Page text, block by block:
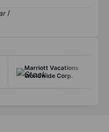
/
Marriott Vacations
Worldwide Corp.